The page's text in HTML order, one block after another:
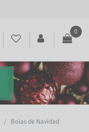
0
Bolas de Navidad